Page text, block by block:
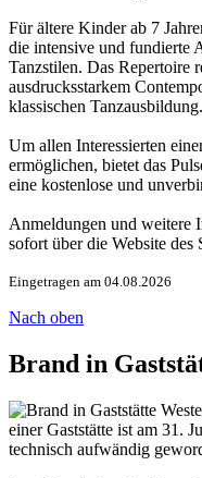
Für ältere Kinder ab 7
die intensive und fundierte
Tanzstilen. Das Repertoire
ausdrucksstarkem
klassischen Tanzausbildung.
Um allen Interessierten
ermöglichen, bietet das
eine kostenlose und
Anmeldungen und weitere
sofort über die Website des
Eingetragen am 04.08.2026
Nach oben
Brand in
einer Gaststätte ist am 31.
technisch aufwändig